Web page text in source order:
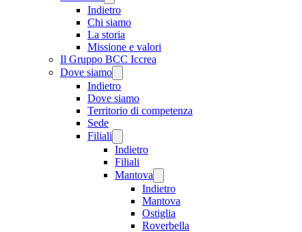
Indietro
Chi siamo
La storia
Missione e valori
Il Gruppo BCC Iccrea
Dove siamo
Indietro
Dove siamo
Territorio di competenza
Sede
Filiali
Indietro
Filiali
Mantova
Indietro
Mantova
Ostiglia
Roverbella